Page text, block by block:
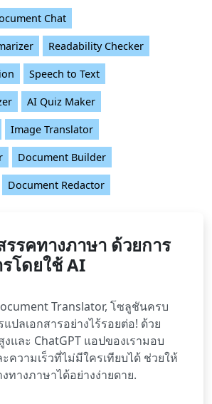
Chat
Readability Checker
Speech to Text
AI Quiz Maker
Image Translator
Document Builder
Document Redactor
รคทางภาษา ด้วยการ
โดยใช้ AI
Translator, โซลูชันครบ
ปลเอกสารอย่างไร้รอยต่อ! ด้วย
และ ChatGPT แอปของเรามอบ
ความเร็วที่ไม่มีใครเทียบได้ ช่วยให้
ทางภาษาได้อย่างง่ายดาย.